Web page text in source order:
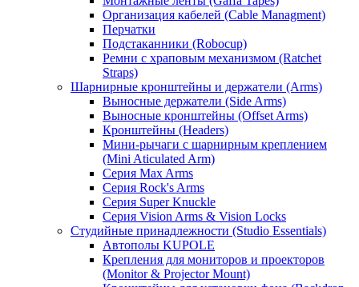
Организация кабелей (Cable Managment)
Перчатки
Подстаканники (Robocup)
Ремни с храповым механизмом (Ratchet
Straps)
Шарнирные кронштейны и держатели (Arms)
Выносные держатели (Side Arms)
Выносные кронштейны (Offset Arms)
Кронштейны (Headers)
Мини-рычаги с шарнирным креплением
(Mini Aticulated Arm)
Серия Max Arms
Серия Rock's Arms
Серия Super Knuckle
Серия Vision Arms & Vision Locks
Студийные принадлежности (Studio Essentials)
Автополы KUPOLE
Крепления для мониторов и проекторов
(Monitor & Projector Mount)